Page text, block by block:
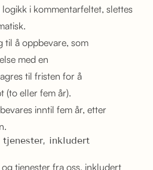
i kommentarfeltet, slettes
til å oppbevare, som
med en
til fristen for å
(to eller fem år).
inntil fem år, etter
inkludert
tjenester fra oss, inkludert